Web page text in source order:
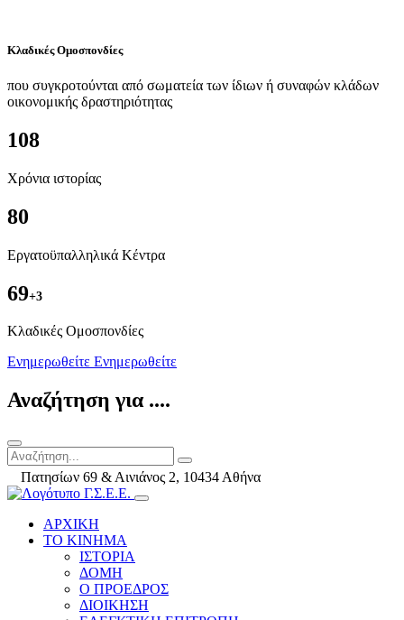
Κλαδικές Ομοσπονδίες
που συγκροτούνται από σωματεία των ίδιων ή συναφών κλάδων
οικονομικής δραστηριότητας
108
Χρόνια ιστορίας
80
Εργατοϋπαλληλικά Κέντρα
69+3
Kλαδικές Ομοσπονδίες
Ενημερωθείτε Ενημερωθείτε
Αναζήτηση για ....
Πατησίων 69 & Αινιάνος 2, 10434 Αθήνα
ΑΡΧΙΚΗ
ΤΟ ΚΙΝΗΜΑ
ΙΣΤΟΡΙΑ
ΔΟΜΗ
Ο ΠΡΟΕΔΡΟΣ
ΔΙΟΙΚΗΣΗ